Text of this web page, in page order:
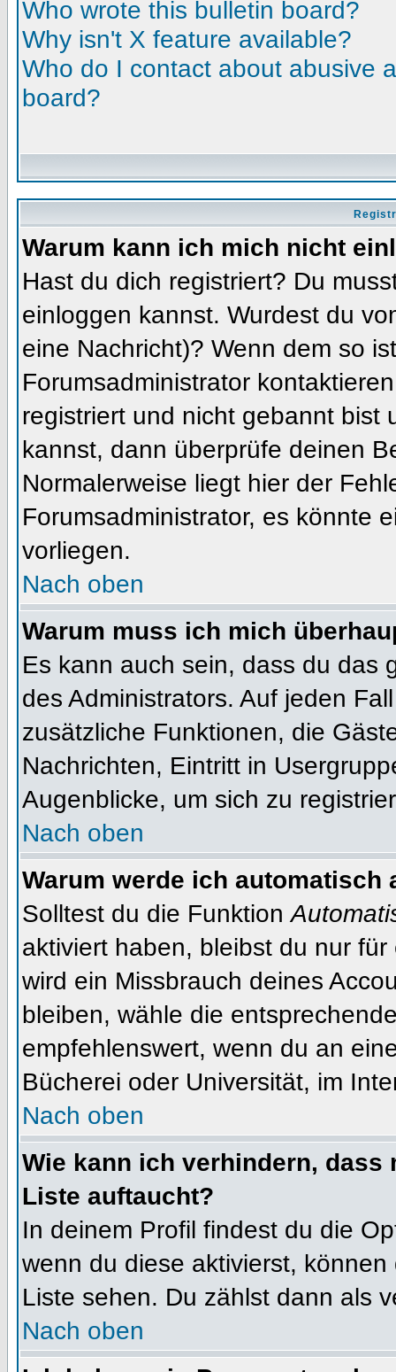
Who wrote this bulletin board?
Why isn't X feature available?
Who do I contact about abusive
board?
Warum kann ich mich nicht
Hast du dich registriert? Du
einloggen kannst. Wurdest du
eine Nachricht)? Wenn dem so
Forumsadministrator
registriert und nicht gebannt bist
kannst, dann überprüfe deinen
Normalerweise liegt hier der
Forumsadministrator, es könnte
vorliegen.
Nach oben
Warum muss ich mich
Es kann auch sein, dass du das
des Administrators. Auf jeden
zusätzliche Funktionen, die
Nachrichten, Eintritt in
Augenblicke, um sich zu
Nach oben
Warum werde ich automatisch
Solltest du die Funktion
aktiviert haben, bleibst du nur
wird ein Missbrauch deines
bleiben, wähle die
empfehlenswert, wenn du an
Bücherei oder Universität, im
Nach oben
Wie kann ich verhindern, dass
Liste auftaucht?
In deinem Profil findest du die
wenn du diese aktivierst,
Liste sehen. Du zählst dann als
Nach oben